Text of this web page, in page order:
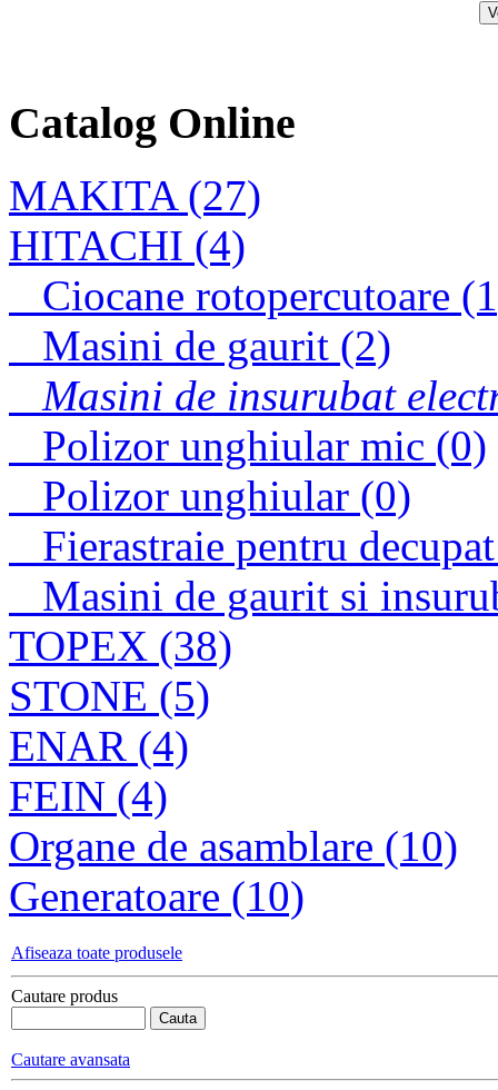
Fierastrau pentru
Catalog Online
MAKITA (27)
HITACHI (4)
Ciocane rotopercutoare
Masini de gaurit (2)
Masini de insurubat
Polizor unghiular mic (0)
Polizor unghiular (0)
Fierastraie pentru
Masini de gaurit si
TOPEX (38)
STONE (5)
ENAR (4)
FEIN (4)
Organe de asamblare (10)
Generatoare (10)
Afiseaza toate produsele
Cautare produs
Cautare avansata